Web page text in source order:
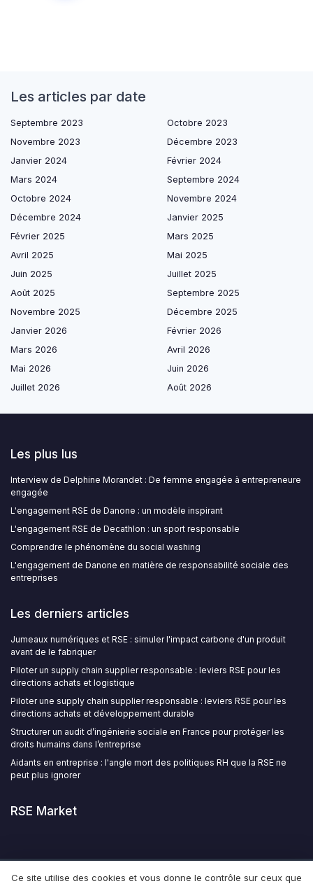
Les articles par date
Septembre 2023
Octobre 2023
Novembre 2023
Décembre 2023
Janvier 2024
Février 2024
Mars 2024
Septembre 2024
Octobre 2024
Novembre 2024
Décembre 2024
Janvier 2025
Février 2025
Mars 2025
Avril 2025
Mai 2025
Juin 2025
Juillet 2025
Août 2025
Septembre 2025
Novembre 2025
Décembre 2025
Janvier 2026
Février 2026
Mars 2026
Avril 2026
Mai 2026
Juin 2026
Juillet 2026
Août 2026
Les plus lus
Interview de Delphine Morandet : De femme engagée à entrepreneure
engagée
L'engagement RSE de Danone : un modèle inspirant
L'engagement RSE de Decathlon : un sport responsable
Comprendre le phénomène du social washing
L'engagement de Danone en matière de responsabilité sociale des
entreprises
Les derniers articles
Jumeaux numériques et RSE : simuler l'impact carbone d'un produit
avant de le fabriquer
Piloter un supply chain supplier responsable : leviers RSE pour les
directions achats et logistique
Piloter une supply chain supplier responsable : leviers RSE pour les
directions achats et développement durable
Structurer un audit d’ingénierie sociale en France pour protéger les
droits humains dans l’entreprise
Aidants en entreprise : l'angle mort des politiques RH que la RSE ne
peut plus ignorer
RSE Market
Mentions légales Politique de confidentialité Grande
Ce site utilise des cookies et vous donne le contrôle sur ceux que